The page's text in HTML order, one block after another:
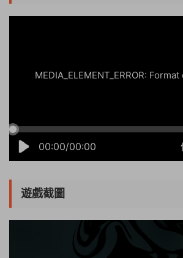
00:00/00:00
MEDIA_ELEMENT_ERROR:
遊戲截圖